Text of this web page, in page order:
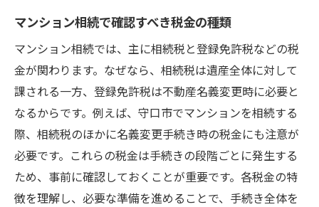
術
オンライン申請で進めるマンション相続手
身分証明書取得とマンション相続手続きの
関係
無料相談を活用したマンション相続手続き
対策
マンション相続で確認すべき税金の種類
マンション相続では、主に相続税と登録免許税などの税
金が関わります。なぜなら、相続税は遺産全体に対して
課される一方、登録免許税は不動産名義変更時に必要と
なるからです。例えば、守口市でマンションを相続する
際、相続税のほかに名義変更手続き時の税金にも注意が
必要です。これらの税金は手続きの段階ごとに発生する
ため、事前に確認しておくことが重要です。各税金の特
徴を理解し、必要な準備を進めることで、手続き全体を